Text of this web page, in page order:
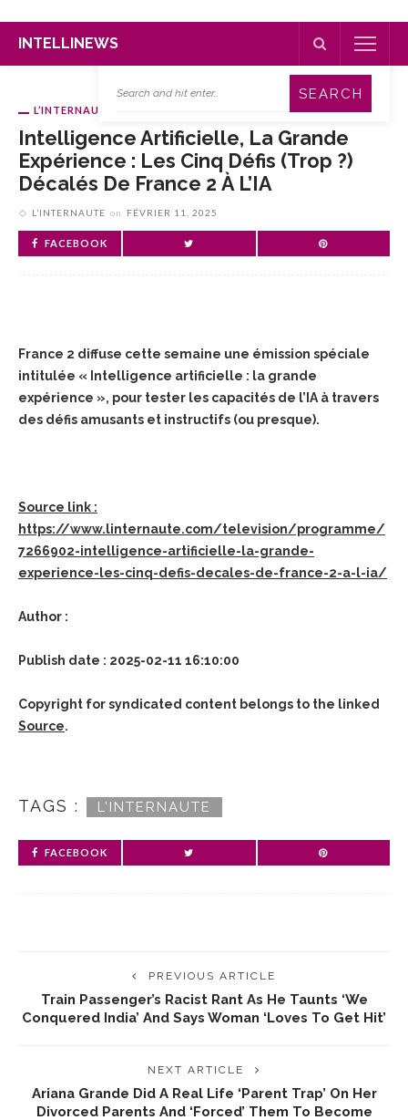
INTELLINEWS
L’INTERNAUTE
Intelligence Artificielle, La Grande
Expérience : Les Cinq Défis (trop ?)
Décalés De France 2 À L’IA
L’INTERNAUTE on FÉVRIER 11, 2025
FACEBOOK
France 2 diffuse cette semaine une émission spéciale
intitulée « Intelligence artificielle : la grande
expérience », pour tester les capacités de l’IA à travers
des défis amusants et instructifs (ou presque).
Source link :
https://www.linternaute.com/television/programme/
7266902-intelligence-artificielle-la-grande-
experience-les-cinq-defis-decales-de-france-2-a-l-ia/
Author :
Publish date : 2025-02-11 16:10:00
Copyright for syndicated content belongs to the linked
Source.
TAGS : L’INTERNAUTE
FACEBOOK
PREVIOUS ARTICLE
Train Passenger’s Racist Rant As He Taunts ‘we
Conquered India’ And Says Woman ‘loves To Get Hit’
NEXT ARTICLE
Ariana Grande Did A Real Life ‘Parent Trap’ On Her
Divorced Parents And ‘forced’ Them To Become